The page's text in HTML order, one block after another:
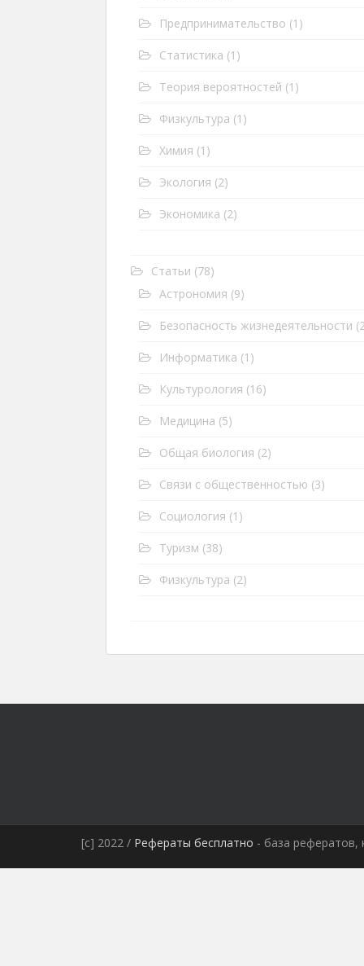
Предпринимательство (1)
Статистика (1)
Теория вероятностей (1)
Физкультура (1)
Химия (1)
Экология (2)
Экономика (2)
Статьи (78)
Астрономия (9)
Безопасность жизнедеятельности
Информатика (1)
Культурология (16)
Медицина (5)
Общая биология (2)
Связи с общественностью (3)
Социология (1)
Туризм (38)
Физкультура (2)
[c] 2022 / Рефераты бесплатно - база рефератов,